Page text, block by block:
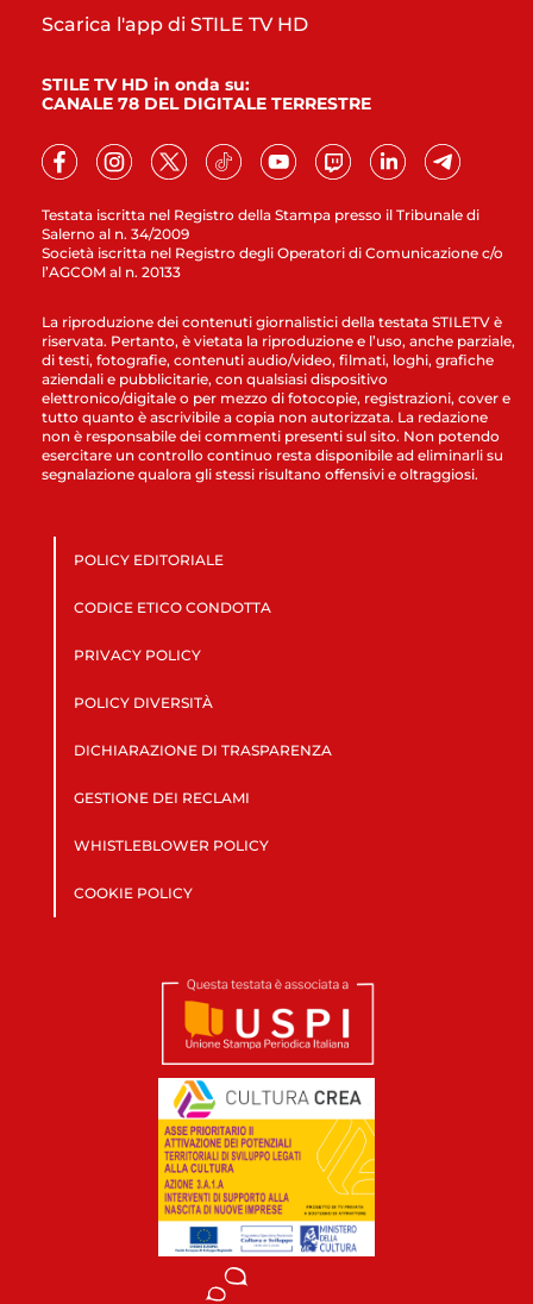
Testata iscritta nel Registro della Stampa presso il Tribunale di
Salerno al n. 34/2009
Società iscritta nel Registro degli Operatori di Comunicazione c/o
l’AGCOM al n. 20133
Scarica l'app di STILE TV HD
STILE TV HD in onda su:
CANALE 78 DEL DIGITALE TERRESTRE
La riproduzione dei contenuti giornalistici della testata STILETV è
riservata. Pertanto, è vietata la riproduzione e l’uso, anche parziale,
di testi, fotografie, contenuti audio/video, filmati, loghi, grafiche
aziendali e pubblicitarie, con qualsiasi dispositivo
elettronico/digitale o per mezzo di fotocopie, registrazioni, cover e
tutto quanto è ascrivibile a copia non autorizzata. La redazione
non è responsabile dei commenti presenti sul sito. Non potendo
esercitare un controllo continuo resta disponibile ad eliminarli su
segnalazione qualora gli stessi risultano offensivi e oltraggiosi.
POLICY EDITORIALE
CODICE ETICO CONDOTTA
PRIVACY POLICY
POLICY DIVERSITÀ
DICHIARAZIONE DI TRASPARENZA
GESTIONE DEI RECLAMI
WHISTLEBLOWER POLICY
COOKIE POLICY